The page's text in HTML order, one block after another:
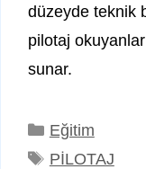
düzeyde teknik
pilotaj
sunar.
Kategoriler
Eğitim
Etiketler
PİLOTAJ